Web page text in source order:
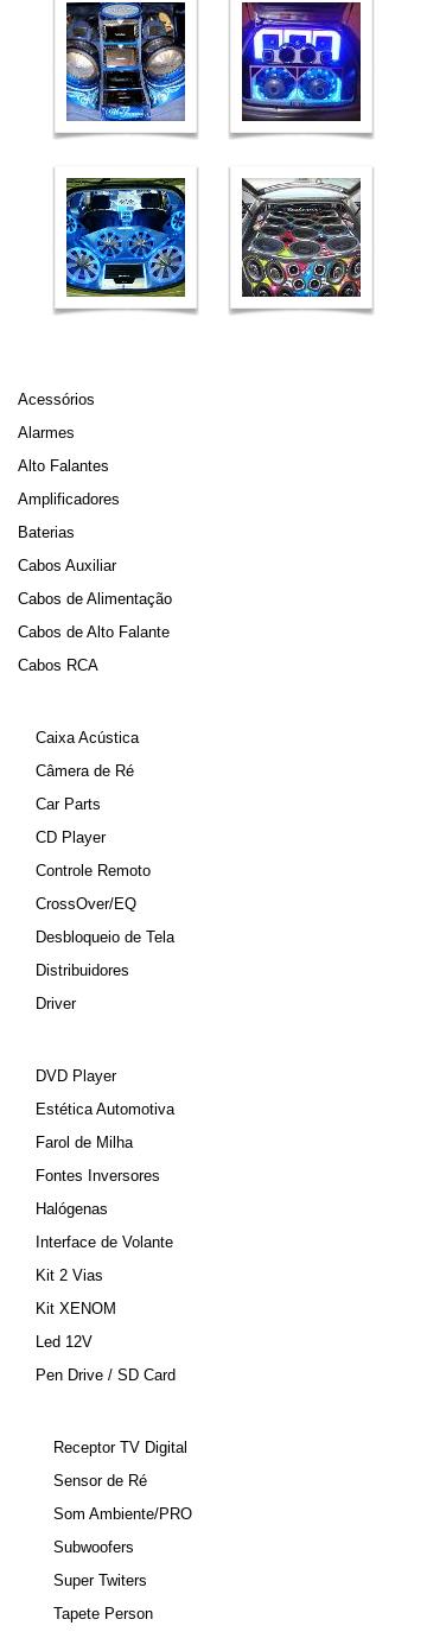
Acessórios
Alarmes
Alto Falantes
Amplificadores
Baterias
Cabos Auxiliar
Cabos de Alimentação
Cabos de Alto Falante
Cabos RCA
Caixa Acústica
Câmera de Ré
Car Parts
CD Player
Controle Remoto
CrossOver/EQ
Desbloqueio de Tela
Distribuidores
Driver
DVD Player
Estética Automotiva
Farol de Milha
Fontes Inversores
Halógenas
Interface de Volante
Kit 2 Vias
Kit XENOM
Led 12V
Pen Drive / SD Card
Receptor TV Digital
Sensor de Ré
Som Ambiente/PRO
Subwoofers
Super Twiters
Tapete Person